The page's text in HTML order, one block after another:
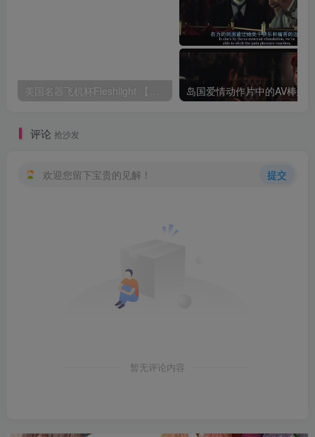
美国名器飞机杯Fleshlight 【Quickshot-Vantage 双头飞机杯】完全评测
评论 抢沙发
欢迎您留下宝贵的见解！ 提交
暂无评论内容